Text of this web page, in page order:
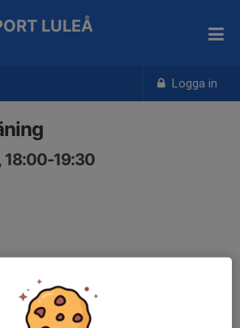
Logga in
LULEÅ
18:00-19:30
gruppens medlemmar.